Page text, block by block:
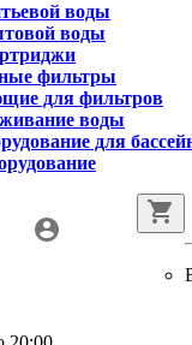
воды
воды
фильтры
для фильтров
воды
для